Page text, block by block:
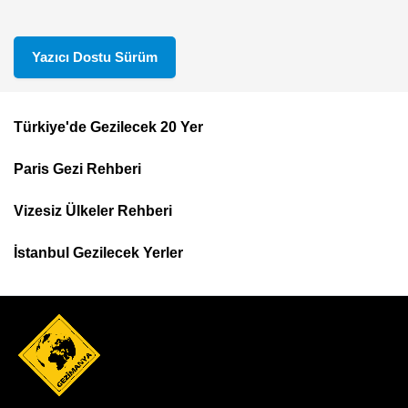
Yazıcı Dostu Sürüm
Top
Menu
Türkiye'de Gezilecek 20 Yer
Paris Gezi Rehberi
Vizesiz Ülkeler Rehberi
İstanbul Gezilecek Yerler